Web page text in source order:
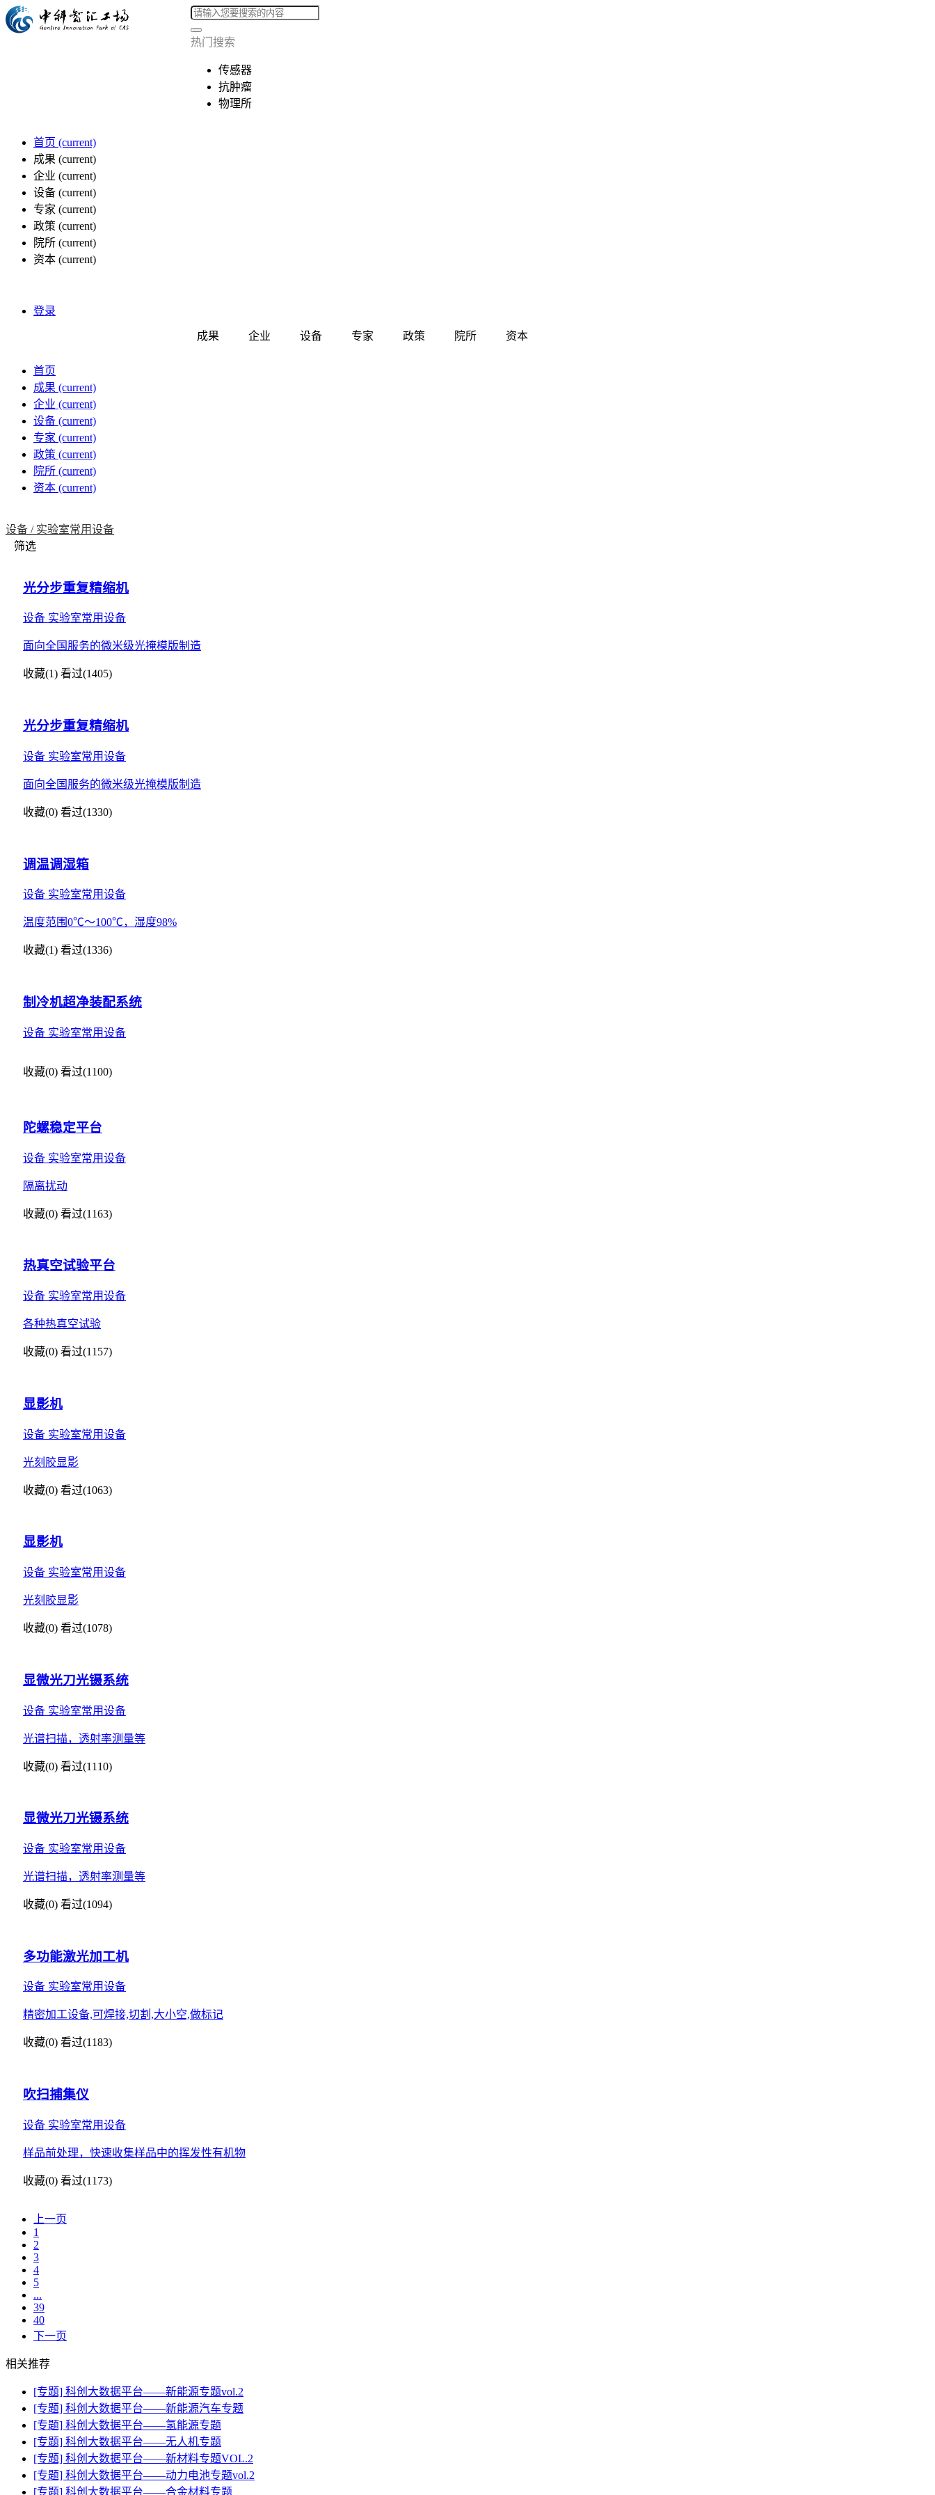
热门搜索
传感器
抗肿瘤
物理所
首页 (current)
成果 (current)
企业 (current)
设备 (current)
专家 (current)
政策 (current)
院所 (current)
资本 (current)
登录
成果 企业 设备 专家 政策 院所 资本
首页
成果 (current)
企业 (current)
设备 (current)
专家 (current)
政策 (current)
院所 (current)
资本 (current)
设备 / 实验室常用设备
筛选
光分步重复精缩机
设备 实验室常用设备
面向全国服务的微米级光掩模版制造
收藏(1) 看过(1405)
光分步重复精缩机
设备 实验室常用设备
面向全国服务的微米级光掩模版制造
收藏(0) 看过(1330)
调温调湿箱
设备 实验室常用设备
温度范围0℃～100℃，湿度98%
收藏(1) 看过(1336)
制冷机超净装配系统
设备 实验室常用设备
收藏(0) 看过(1100)
陀螺稳定平台
设备 实验室常用设备
隔离扰动
收藏(0) 看过(1163)
热真空试验平台
设备 实验室常用设备
各种热真空试验
收藏(0) 看过(1157)
显影机
设备 实验室常用设备
光刻胶显影
收藏(0) 看过(1063)
显影机
设备 实验室常用设备
光刻胶显影
收藏(0) 看过(1078)
显微光刀光镊系统
设备 实验室常用设备
光谱扫描，透射率测量等
收藏(0) 看过(1110)
显微光刀光镊系统
设备 实验室常用设备
光谱扫描，透射率测量等
收藏(0) 看过(1094)
多功能激光加工机
设备 实验室常用设备
精密加工设备,可焊接,切割,大小空,做标记
收藏(0) 看过(1183)
吹扫捕集仪
设备 实验室常用设备
样品前处理，快速收集样品中的挥发性有机物
收藏(0) 看过(1173)
上一页
1
2
3
4
5
...
39
40
下一页
相关推荐
[专题] 科创大数据平台——新能源专题vol.2
[专题] 科创大数据平台——新能源汽车专题
[专题] 科创大数据平台——氢能源专题
[专题] 科创大数据平台——无人机专题
[专题] 科创大数据平台——新材料专题VOL.2
[专题] 科创大数据平台——动力电池专题vol.2
[专题] 科创大数据平台——合金材料专题